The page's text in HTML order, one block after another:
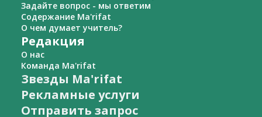
Задайте вопрос - мы ответим
Содержание Ma'rifat
О чем думает учитель?
Редакция
О нас
Команда Ma'rifat
Звезды Ma'rifat
Рекламные услуги
Отправить запрос